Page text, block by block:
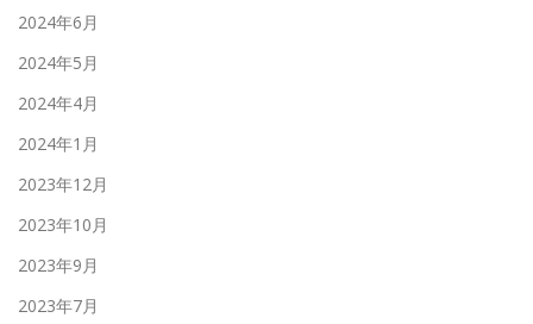
2024年6月
2024年5月
2024年4月
2024年1月
2023年12月
2023年10月
2023年9月
2023年7月